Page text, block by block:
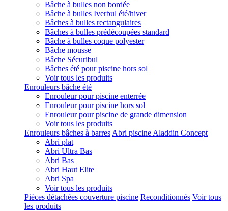
Bâche à bulles non bordée
Bâche à bulles Iverbul été/hiver
Bâches à bulles rectangulaires
Bâches à bulles prédécoupées standard
Bâche à bulles coque polyester
Bâche mousse
Bâche Sécuribul
Bâches été pour piscine hors sol
Voir tous les produits
Enrouleurs bâche été
Enrouleur pour piscine enterrée
Enrouleur pour piscine hors sol
Enrouleur pour piscine de grande dimension
Voir tous les produits
Enrouleurs bâches à barres Abri piscine Aladdin Concept
Abri plat
Abri Ultra Bas
Abri Bas
Abri Haut Elite
Abri Spa
Voir tous les produits
Pièces détachées couverture piscine Reconditionnés Voir tous
les produits